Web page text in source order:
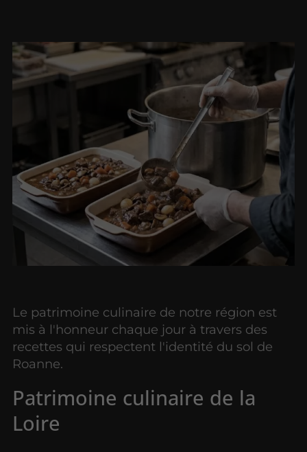
Le patrimoine culinaire de notre région est
mis à l'honneur chaque jour à travers des
recettes qui respectent l'identité du sol de
Roanne.
Patrimoine culinaire de la
Loire